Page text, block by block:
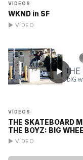
VÍDEOS
WKND in SF
▶ VÍDEO
▶
VÍDEOS
THE SKATEBOARD
THE BOYZ: BIG
▶ VÍDEO